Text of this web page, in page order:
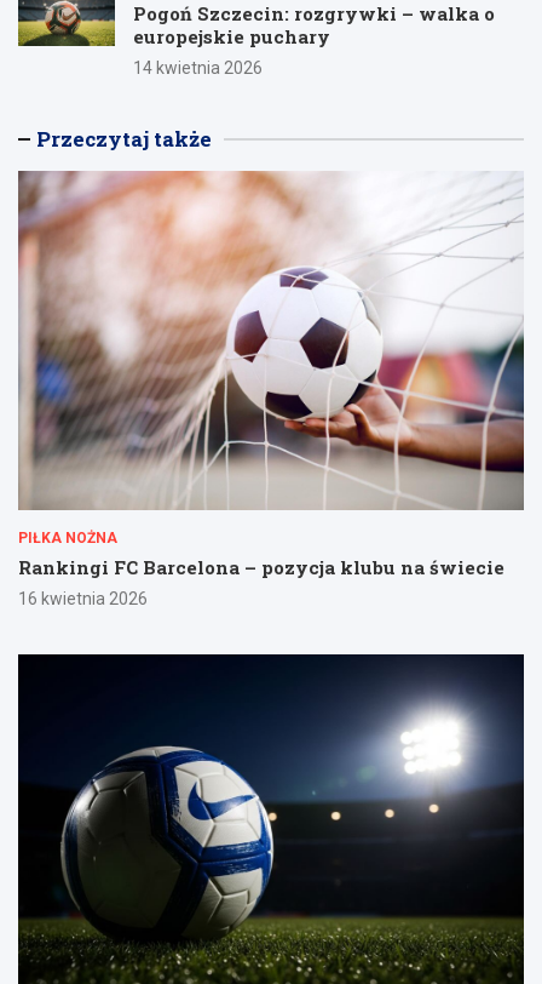
Pogoń Szczecin: rozgrywki – walka o
europejskie puchary
14 kwietnia 2026
Przeczytaj także
PIŁKA NOŻNA
Rankingi FC Barcelona – pozycja klubu na świecie
16 kwietnia 2026